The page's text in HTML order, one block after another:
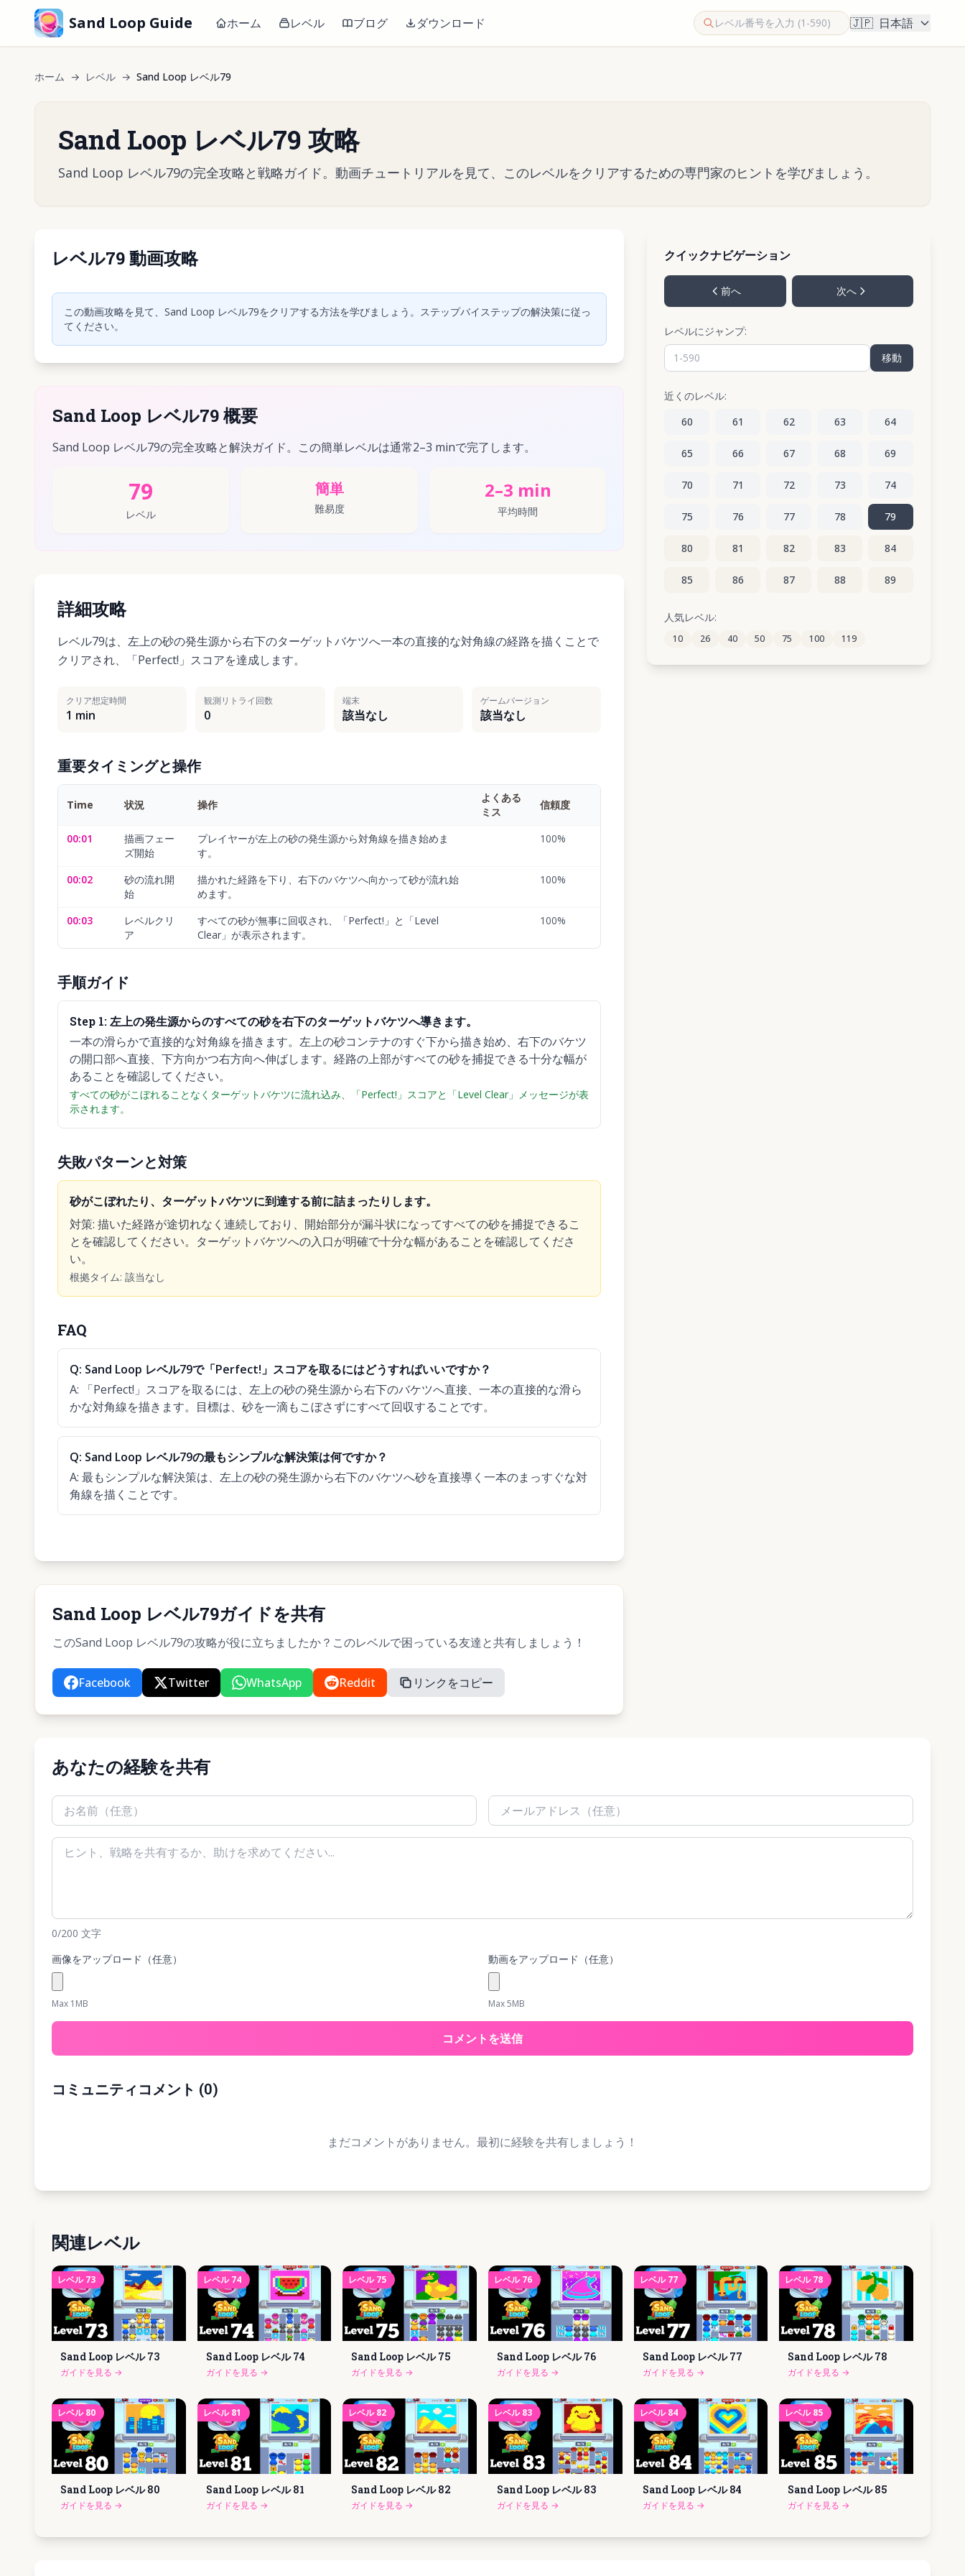
Sand Loop Guide ホーム レベル ブログ ダウンロード 🇯🇵 日本語
ホーム → レベル → Sand Loop レベル79
Sand Loop レベル79 攻略
Sand Loop レベル79の完全攻略と戦略ガイド。動画チュートリアルを見て、このレベルをクリアするための専門家のヒントを学びましょう。
レベル79 動画攻略
この動画攻略を見て、Sand Loop レベル79をクリアする方法を学びましょう。ステップバイステップの解決策に従っ
てください。
Sand Loop レベル79 概要
Sand Loop レベル79の完全攻略と解決ガイド。この簡単レベルは通常2–3 minで完了します。
79
レベル
簡単
難易度
2–3 min
平均時間
詳細攻略
レベル79は、左上の砂の発生源から右下のターゲットバケツへ一本の直接的な対角線の経路を描くことで
クリアされ、「Perfect!」スコアを達成します。
クリア想定時間
1 min
観測リトライ回数
0
端末
該当なし
ゲームバージョン
該当なし
重要タイミングと操作
Time 状況 操作
よくある
ミス
信頼度
00:01
描画フェー
ズ開始
プレイヤーが左上の砂の発生源から対角線を描き始めま
す。
100%
00:02
砂の流れ開
始
描かれた経路を下り、右下のバケツへ向かって砂が流れ始
めます。
100%
00:03
レベルクリ
ア
すべての砂が無事に回収され、「Perfect!」と「Level
Clear」が表示されます。
100%
手順ガイド
Step 1:左上の発生源からのすべての砂を右下のターゲットバケツへ導きます。
一本の滑らかで直接的な対角線を描きます。左上の砂コンテナのすぐ下から描き始め、右下のバケツ
の開口部へ直接、下方向かつ右方向へ伸ばします。経路の上部がすべての砂を捕捉できる十分な幅が
あることを確認してください。
すべての砂がこぼれることなくターゲットバケツに流れ込み、「Perfect!」スコアと「Level Clear」メッセージが表
示されます。
失敗パターンと対策
砂がこぼれたり、ターゲットバケツに到達する前に詰まったりします。
対策: 描いた経路が途切れなく連続しており、開始部分が漏斗状になってすべての砂を捕捉できるこ
とを確認してください。ターゲットバケツへの入口が明確で十分な幅があることを確認してくださ
い。
根拠タイム: 該当なし
FAQ
Q: Sand Loop レベル79で「Perfect!」スコアを取るにはどうすればいいですか？
A:
「Perfect!」スコアを取るには、左上の砂の発生源から右下のバケツへ直接、一本の直接的な滑ら
かな対角線を描きます。目標は、砂を一滴もこぼさずにすべて回収することです。
Q: Sand Loop レベル79の最もシンプルな解決策は何ですか？
A: 最もシンプルな解決策は、左上の砂の発生源から右下のバケツへ砂を直接導く一本のまっすぐな対
角線を描くことです。
Sand Loop レベル79ガイドを共有
このSand Loop レベル79の攻略が役に立ちましたか？このレベルで困っている友達と共有しましょう！
Facebook Twitter WhatsApp Reddit リンクをコピー
クイックナビゲーション
前へ 次へ
レベルにジャンプ:
移動
近くのレベル:
60
61 62 63 64
65 66 67 68 69
70 71 72 73 74
75 76 77 78 79
80 81 82 83 84
85 86 87 88 89
90
95 96 97 98
人気レベル:
10 26 40 50 75 100 119
あなたの経験を共有
0/200 文字
画像をアップロード（任意）
Max 1MB
動画をアップロード（任意）
Max 5MB
コメントを送信
コミュニティコメント (0)
まだコメントがありません。最初に経験を共有しましょう！
関連レベル
レベル 73
Sand Loop レベル 73
ガイドを見る →
レベル 74
Sand Loop レベル 74
ガイドを見る →
レベル 75
Sand Loop レベル75
ガイドを見る →
レベル 76
Sand Loop レベル 76
ガイドを見る →
レベル 77
Sand Loop レベル 77
ガイドを見る →
レベル 78
Sand Loop レベル78
ガイドを見る →
レベル 80
Sand Loop レベル 80
ガイドを見る →
レベル 81
Sand Loop レベル 81
ガイドを見る →
レベル 82
Sand Loop レベル82
ガイドを見る →
レベル 83
Sand Loop レベル 83
ガイドを見る →
レベル 84
Sand Loop レベル 84
ガイドを見る →
レベル 85
Sand Loop レベル85
ガイドを見る →